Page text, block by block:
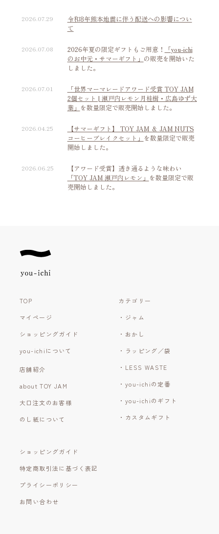
2026.07.29
令和8年熊本地震に伴う配送への影響につい
て
2026.07.08 2026年夏の限定ギフトもご用意！
「you-ichi
のお中元・サマーギフト」 の販売を開始いた
しました。
2026.07.01
「世界マーマレードアワード受賞 TOY JAM
2個セット | 瀬戸内レモン月桂樹・広島ゆず大
葉」 を数量限定で販売開始しました。
2026.04.25
【サマーギフト】 TOY JAM ＆ JAM NUTS
コーヒーブレイクセット」 を数量限定で販売
開始しました。
2026.06.25
【アワード受賞】透き通るような味わい
「TOY JAM 瀬戸内レモン」 を数量限定で販
売開始しました。
TOP
マイページ
ショッピングガイド
you-ichiについて
カテゴリー
・ジャム
・おかし
・ラッピング／袋
・LESS WASTE
・you-ichiの定番
・you-ichiのギフト
・カスタムギフト
店舗紹介
about TOY JAM
大口注文のお客様
のし紙について
ショッピングガイド
特定商取引法に基づく表記
プライシーポリシー
お問い合わせ